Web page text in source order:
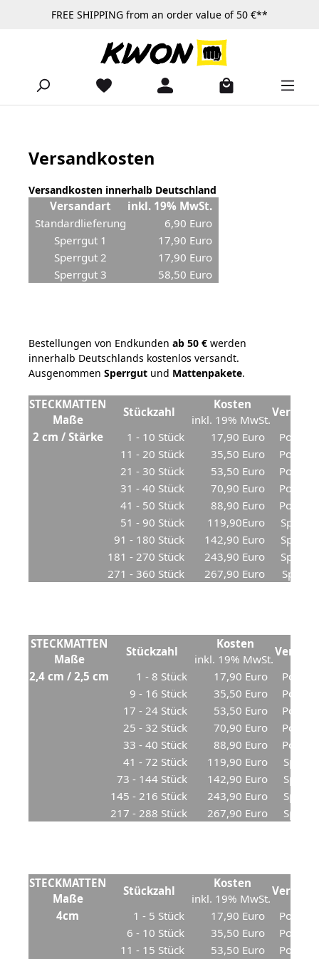
Skip to main contentFREE SHIPPING from an order value of 50 €**
Versandkosten
Versandkosten innerhalb Deutschland
Versandart
inkl. 19% MwSt.
Standardlieferung
6,90 Euro
Sperrgut 1
17,90 Euro
Sperrgut 2
17,90 Euro
Sperrgut 3
58,50 Euro
Bestellungen von Endkunden ab 50 € werden
innerhalb Deutschlands kostenlos versandt.
Ausgenommen Sperrgut und Mattenpakete.
STECKMATTEN
Maße
Stückzahl
Kosten
inkl. 19% MwSt.
2 cm / Stärke
1 - 10 Stück 17,90 Euro
11 - 20 Stück
35,50 Euro
21 - 30 Stück
53,50 Euro
31 - 40 Stück
70,90 Euro
41 - 50 Stück
88,90 Euro
51 - 90 Stück
119,90Euro
91 - 180 Stück
142,90 Euro
181 - 270 Stück
243,90 Euro
271 - 360 Stück
267,90 Euro
STECKMATTEN
Maße
Stückzahl
Kosten
inkl. 19% MwSt.
2,4 cm / 2,5 cm
1 - 8 Stück 17,90 Euro
9 - 16 Stück
35,50 Euro
17 - 24 Stück
53,50 Euro
25 - 32 Stück
70,90 Euro
33 - 40 Stück
88,90 Euro
41 - 72 Stück
119,90 Euro
73 - 144 Stück
142,90 Euro
145 - 216 Stück
243,90 Euro
217 - 288 Stück
267,90 Euro
STECKMATTEN
Maße
Stückzahl
Kosten
inkl. 19% MwSt.
4cm
1 - 5 Stück 17,90 Euro
6 - 10 Stück
35,50 Euro
11 - 15 Stück
53,50 Euro